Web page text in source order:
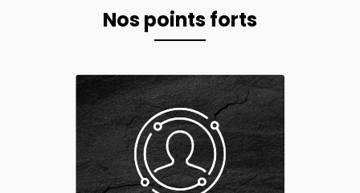
Nos points forts